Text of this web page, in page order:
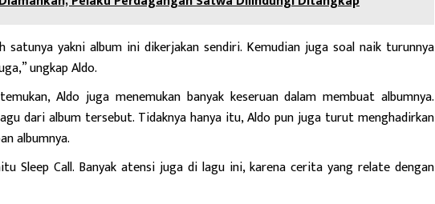
satunya yakni album ini dikerjakan sendiri. Kemudian juga soal naik turunnya
ungkap Aldo.
Aldo juga menemukan banyak keseruan dalam membuat albumnya.
dari album tersebut. Tidaknya hanya itu, Aldo pun juga turut menghadirkan
albumnya.
Sleep Call. Banyak atensi juga di lagu ini, karena cerita yang relate dengan